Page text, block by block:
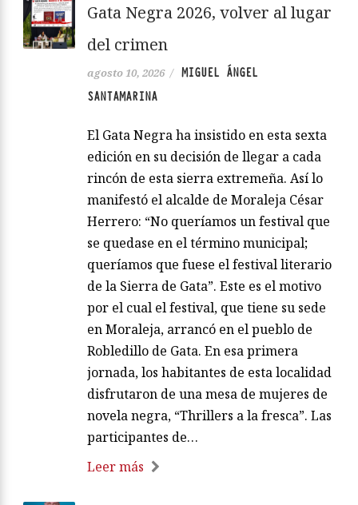
Gata Negra 2026, volver al lugar
del crimen
agosto 10, 2026 / MIGUEL ÁNGEL
SANTAMARINA
El Gata Negra ha insistido en esta sexta
edición en su decisión de llegar a cada
rincón de esta sierra extremeña. Así lo
manifestó el alcalde de Moraleja César
Herrero: “No queríamos un festival que
se quedase en el término municipal;
queríamos que fuese el festival literario
de la Sierra de Gata”. Este es el motivo
por el cual el festival, que tiene su sede
en Moraleja, arrancó en el pueblo de
Robledillo de Gata. En esa primera
jornada, los habitantes de esta localidad
disfrutaron de una mesa de mujeres de
novela negra, “Thrillers a la fresca”. Las
participantes de…
Leer más